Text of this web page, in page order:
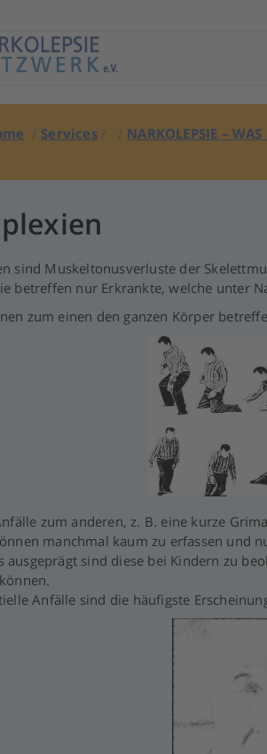
/ Services/ / NARKOLEPSIE – WAS
sind Muskeltonusverluste der
betreffen nur Erkrankte, welche unter
zum einen den ganzen Körper
zum anderen, z. B. eine kurze
manchmal kaum zu erfassen und
ausgeprägt sind diese bei Kindern zu
Anfälle sind die häufigste